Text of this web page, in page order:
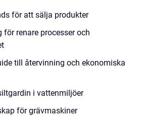
för att sälja produkter
för renare processer och
till återvinning och ekonomiska
i vattenmiljöer
för grävmaskiner